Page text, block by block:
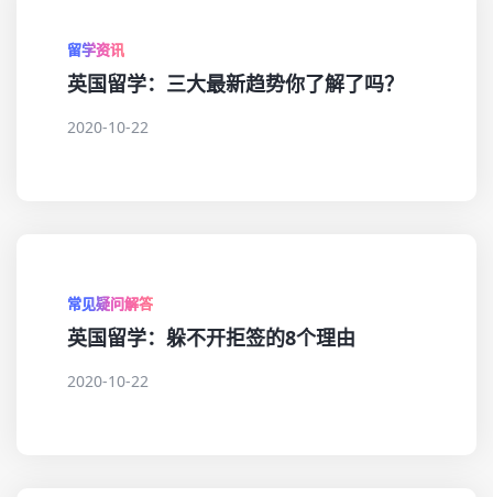
留学资讯
英国留学：三大最新趋势你了解了吗？
2020-10-22
常见疑问解答
英国留学：躲不开拒签的8个理由
2020-10-22